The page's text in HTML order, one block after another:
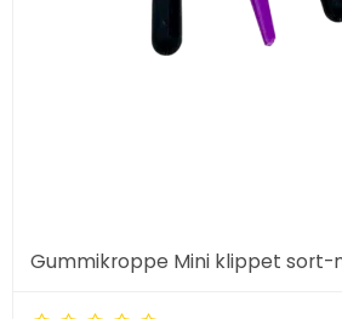
Gummikroppe Mini klippet sort-